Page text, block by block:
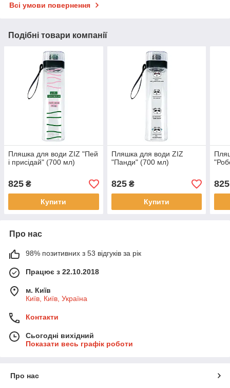
Всі умови повернення
Подібні товари компанії
Пляшка для води ZIZ "Пей
і присідай" (700 мл)
825 ₴
Купити
Пляшка для води ZIZ
"Панди" (700 мл)
825₴
Купити
825
Про нас
98% позитивних з 53 відгуків за рік
Працює з 22.10.2018
м. Київ
Київ, Київ, Україна
Контакти
Сьогодні вихідний
Показати весь графік роботи
Про нас